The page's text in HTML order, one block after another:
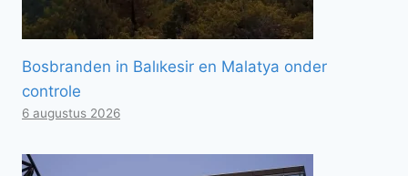
Bosbranden in Balıkesir en Malatya onder
controle
6 augustus 2026